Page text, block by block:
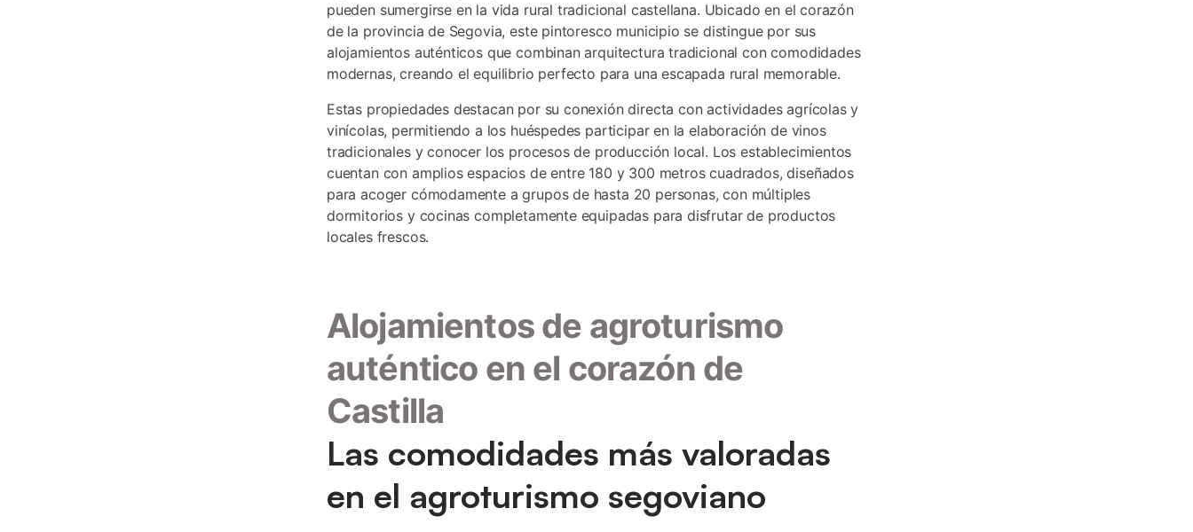
pueden sumergirse en la vida rural tradicional castellana. Ubicado en el corazón
de la provincia de Segovia, este pintoresco municipio se distingue por sus
alojamientos auténticos que combinan arquitectura tradicional con comodidades
modernas, creando el equilibrio perfecto para una escapada rural memorable.
Estas propiedades destacan por su conexión directa con actividades agrícolas y
vinícolas, permitiendo a los huéspedes participar en la elaboración de vinos
tradicionales y conocer los procesos de producción local. Los establecimientos
cuentan con amplios espacios de entre 180 y 300 metros cuadrados, diseñados
para acoger cómodamente a grupos de hasta 20 personas, con múltiples
dormitorios y cocinas completamente equipadas para disfrutar de productos
locales frescos.
Alojamientos de agroturismo
auténtico en el corazón de
Castilla
Las comodidades más valoradas
en el agroturismo segoviano